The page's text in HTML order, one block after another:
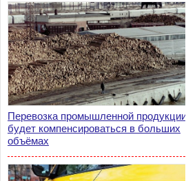
Перевозка промышленной продукции
будет компенсироваться в больших
объёмах